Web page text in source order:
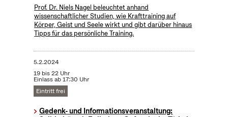
Prof. Dr. Niels Nagel beleuchtet anhand
wissenschaftlicher Studien, wie Krafttraining auf
Körper, Geist und Seele wirkt und gibt darüber hinaus
Tipps für das persönliche Training.
5.2.2024
19 bis 22 Uhr
Einlass ab 17:30 Uhr
Eintritt frei
Gedenk- und Informationsveranstaltung: